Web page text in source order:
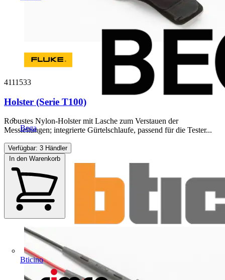
Bega
Bticino
4111533
Holster (Serie T100)
Robustes Nylon-Holster mit Lasche zum Verstauen der
Messleitungen; integrierte Gürtelschlaufe, passend für die Tester...
Verfügbar: 3 Händler
In den Warenkorb